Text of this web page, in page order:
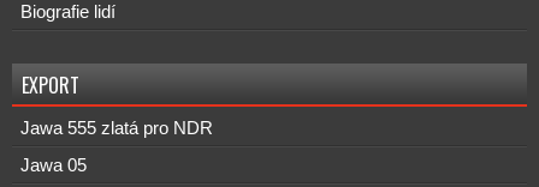
Biografie lidí
EXPORT
Jawa 555 zlatá pro NDR
Jawa 05